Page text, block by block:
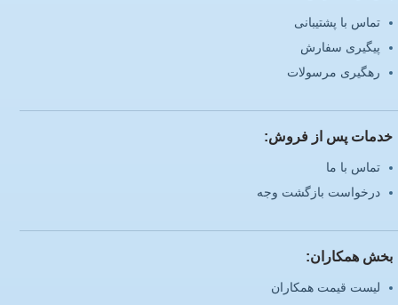
تماس با پشتیبانی
پیگیری سفارش
رهگیری مرسولات
خدمات پس از فروش:
تماس با ما
درخواست بازگشت وجه
بخش همکاران:
لیست قیمت همکاران